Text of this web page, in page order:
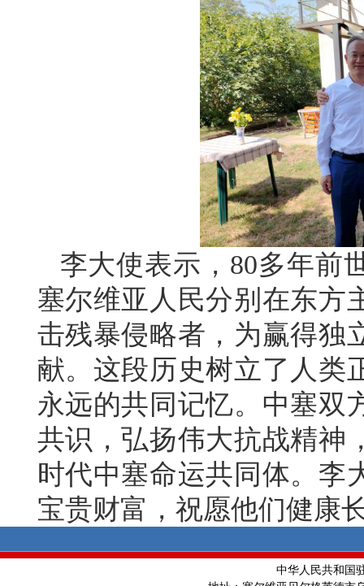
李大使表示，80多年前
塞尔维亚人民分别在东方
击残暴侵略者，为赢得独
献。这段历史树立了人类
永远的共同记忆。中塞双
共识，弘扬伟大抗战精神
时代中塞命运共同体。李
宝贵财富，祝愿他们健康
中华人民共和国